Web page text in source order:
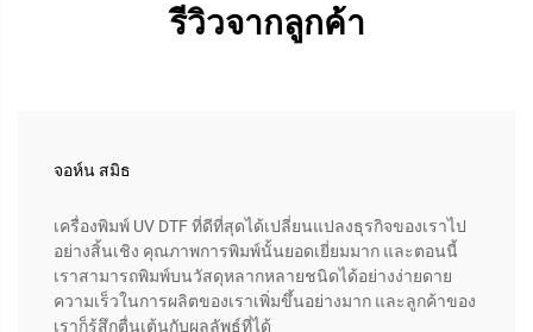
รีวิวจากลูกค้า
จอห์น สมิธ
เครื่องพิมพ์ UV DTF ที่ดีที่สุดได้เปลี่ยนแปลงธุรกิจของเราไป
อย่างสิ้นเชิง คุณภาพการพิมพ์นั้นยอดเยี่ยมมาก และตอนนี้
เราสามารถพิมพ์บนวัสดุหลากหลายชนิดได้อย่างง่ายดาย
ความเร็วในการผลิตของเราเพิ่มขึ้นอย่างมาก และลูกค้าของ
เราก็รู้สึกตื่นเต้นกับผลลัพธ์ที่ได้